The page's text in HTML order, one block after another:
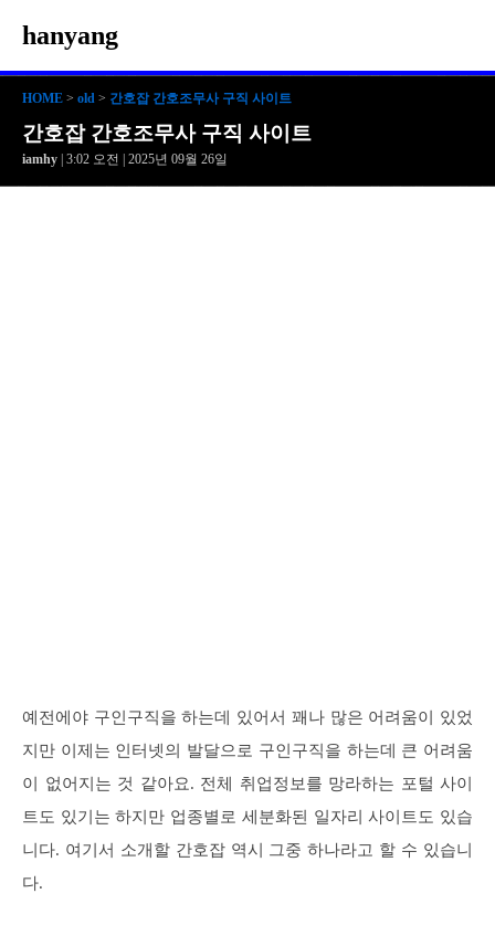
hanyang
HOME > old > 간호잡 간호조무사 구직 사이트
간호잡 간호조무사 구직 사이트
iamhy | 3:02 오전 | 2025년 09월 26일
예전에야 구인구직을 하는데 있어서 꽤나 많은 어려움이 있었
지만 이제는 인터넷의 발달으로 구인구직을 하는데 큰 어려움
이 없어지는 것 같아요. 전체 취업정보를 망라하는 포털 사이
트도 있기는 하지만 업종별로 세분화된 일자리 사이트도 있습
니다. 여기서 소개할 간호잡 역시 그중 하나라고 할 수 있습니
다.